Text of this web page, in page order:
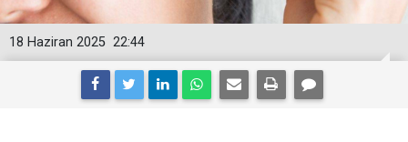
22:44
18 Haziran 2025